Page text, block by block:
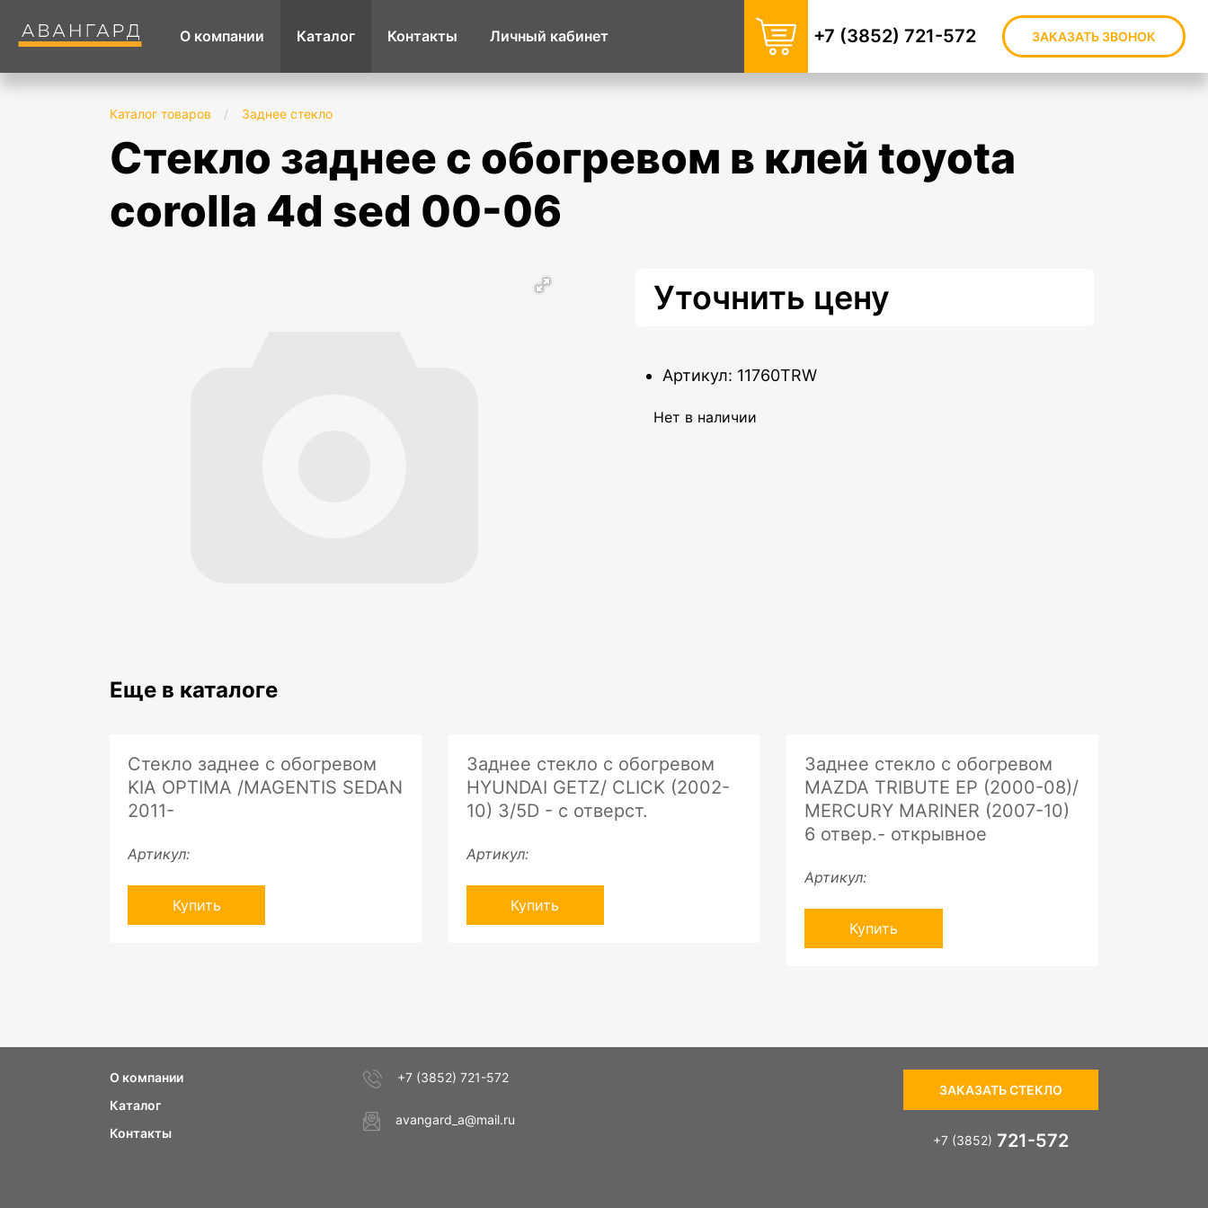
О компании Каталог Контакты Личный кабинет +7 (3852) 721-572 ЗАКАЗАТЬ ЗВОНОК
Каталог товаров / Заднее стекло
стекло заднее с обогревом в клей toyota
corolla 4d sed 00-06
Уточнить цену
Артикул: 11760TRW
Нет в наличии
Еще в каталоге
Стекло заднее с обогревом
KIA OPTIMA /MAGENTIS SEDAN
2011-
Артикул:
Купить
Заднее стекло с обогревом
HYUNDAI GETZ/ CLICK (2002-
10) 3/5D - с отверст.
Артикул:
Купить
Заднее стекло с обогревом
MAZDA TRIBUTE EP (2000-08)/
MERCURY MARINER (2007-10)
6 отвер.- открывное
Артикул:
Купить
О компании
Каталог
Контакты
+7 (3852) 721-572
avangard_a@mail.ru
ЗАКАЗАТЬ СТЕКЛО
+7 (3852) 721-572